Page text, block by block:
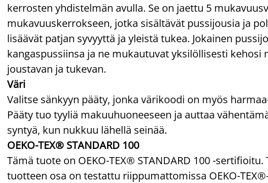
kerrosten yhdistelmän avulla. Se on jaettu 5
mukavuuskerrokseen, jotka sisältävät pussijousia ja
lisäävät patjan syvyyttä ja yleistä tukea. Jokainen
kangaspussiinsa ja ne mukautuvat yksilöllisesti kehosi
joustavan ja tukevan.
Väri
Valitse sänkyyn pääty, jonka värikoodi on myös
Pääty tuo tyyliä makuuhuoneeseen ja auttaa
syntyä, kun nukkuu lähellä seinää.
OEKO-TEX® STANDARD 100
Tämä tuote on OEKO-TEX® STANDARD 100 -
tuotteen osa on testattu riippumattomissa OEKO-